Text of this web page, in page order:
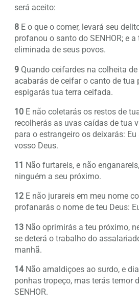
será aceito:
8 E o que o comer, levará seu
profanou o santo do SENHOR; e
eliminada de seus povos.
9 Quando ceifardes na colheita
acabarás de ceifar o canto de tua
espigarás tua terra ceifada.
10 E não coletarás os restos de
recolherás as uvas caídas de tua
para o estrangeiro os deixarás: Eu
vosso Deus.
11 Não furtareis, e não
ninguém a seu próximo.
12 E não jurareis em meu nome
profanarás o nome de teu Deus:
13 Não oprimirás a teu próximo,
se deterá o trabalho do
manhã.
14Não amaldiçoes ao surdo, e
ponhas tropeço, mas terás temor
SENHOR.